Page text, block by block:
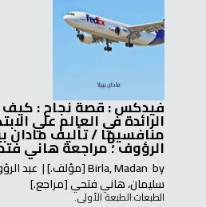
فيدكس : قصة نجاح :
الرائدة في العالم علي
منافسيها /تأليف مادان
الرؤوف ؛ مراجعة هاني
by
Birla, Madan[مؤلف.] عبد
سليمان، هاني فتحي[مراجع.]
الطبعات:الطبعة الأولى.